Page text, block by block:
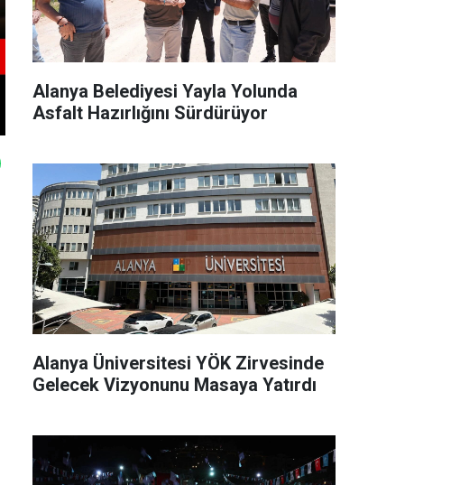
Alanya Belediyesi Yayla Yolunda
Asfalt Hazırlığını Sürdürüyor
Alanya Üniversitesi YÖK Zirvesinde
Gelecek Vizyonunu Masaya Yatırdı